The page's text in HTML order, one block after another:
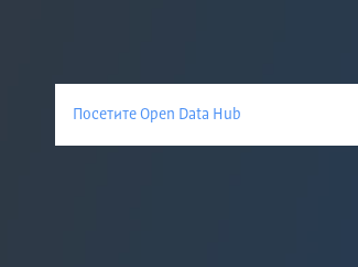
Посетите Open Data Hub